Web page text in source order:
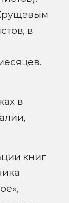
в
в
книг